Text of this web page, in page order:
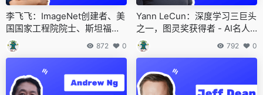
李飞飞：ImageNet创建者、美
国国家工程院院士、斯坦福大
学教授 - AI名人堂
872 0
Yann LeCun：深度学习三巨头
之一，图灵奖获得者 - AI名人
堂
792 0